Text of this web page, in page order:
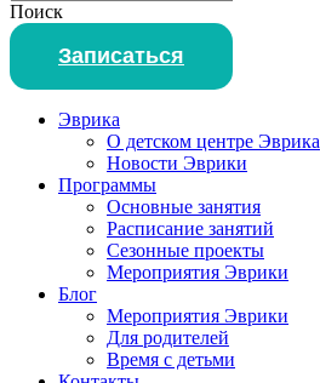
Поиск
Записаться
Эврика
О детском центре Эврика
Новости Эврики
Программы
Основные занятия
Расписание занятий
Сезонные проекты
Мероприятия Эврики
Блог
Мероприятия Эврики
Для родителей
Время с детьми